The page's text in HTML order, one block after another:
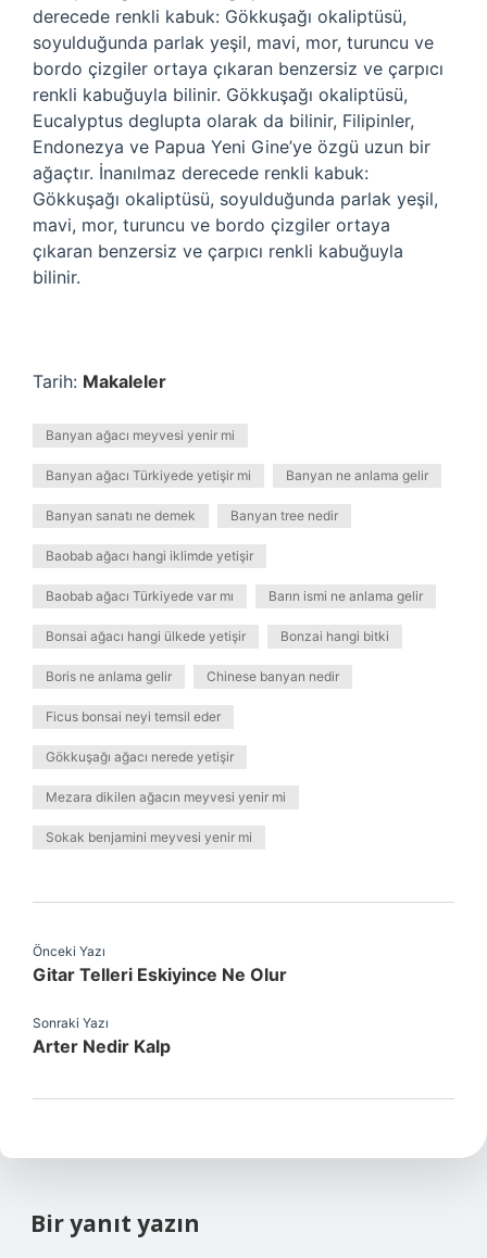
derecede renkli kabuk: Gökkuşağı okaliptüsü,
soyulduğunda parlak yeşil, mavi, mor, turuncu ve
bordo çizgiler ortaya çıkaran benzersiz ve çarpıcı
renkli kabuğuyla bilinir. Gökkuşağı okaliptüsü,
Eucalyptus deglupta olarak da bilinir, Filipinler,
Endonezya ve Papua Yeni Gine’ye özgü uzun bir
ağaçtır. İnanılmaz derecede renkli kabuk:
Gökkuşağı okaliptüsü, soyulduğunda parlak yeşil,
mavi, mor, turuncu ve bordo çizgiler ortaya
çıkaran benzersiz ve çarpıcı renkli kabuğuyla
bilinir.
Tarih: Makaleler
Banyan ağacı meyvesi yenir mi
Banyan ağacı Türkiyede yetişir mi Banyan ne anlama gelir
Banyan sanatı ne demek Banyan tree nedir
Baobab ağacı hangi iklimde yetişir
Baobab ağacı Türkiyede var mı Barın ismi ne anlama gelir
Bonsai ağacı hangi ülkede yetişir Bonzai hangi bitki
Boris ne anlama gelir Chinese banyan nedir
Ficus bonsai neyi temsil eder
Gökkuşağı ağacı nerede yetişir
Mezara dikilen ağacın meyvesi yenir mi
Sokak benjamini meyvesi yenir mi
Önceki Yazı
Gitar Telleri Eskiyince Ne Olur
Sonraki Yazı
Arter Nedir Kalp
Bir yanıt yazın